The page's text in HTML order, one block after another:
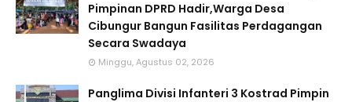
Pimpinan DPRD Hadir,Warga Desa
Cibungur Bangun Fasilitas Perdagangan
Secara Swadaya
Minggu, Agustus 02, 2026
Panglima Divisi Infanteri 3 Kostrad Pimpin